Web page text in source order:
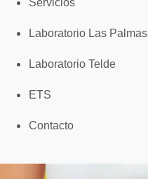
Laboratorio Las Palmas
Laboratorio Telde
ETS
Contacto